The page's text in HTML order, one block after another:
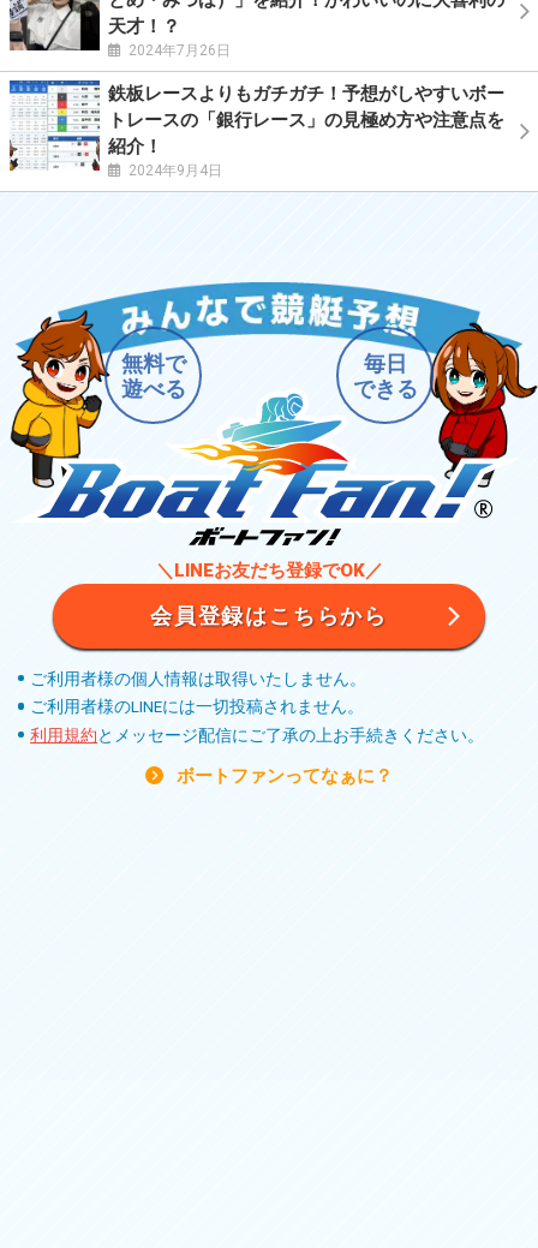
天才！？
2024年7月26日
鉄板レースよりもガチガチ！予想がしやすいボー
トレースの「銀行レース」の見極め方や注意点を
紹介！
2024年9月4日
無料で
遊べる
毎日
できる
＼LINEお友だち登録でOK／
会員登録はこちらから
ご利用者様の個人情報は取得いたしません。
ご利用者様のLINEには一切投稿されません。
利用規約とメッセージ配信にご了承の上お手続きください。
ボートファンってなぁに？